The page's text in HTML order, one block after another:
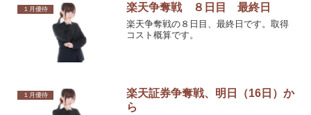
１月優待 楽天争奪戦 ８日目 最終日
楽天争奪戦の８日目、最終日です。取得
コスト概算です。
１月優待
楽天証券争奪戦、明日（16日）か
ら